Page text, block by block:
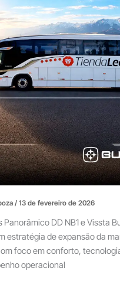
/13 de fevereiro de 2026
Panorâmico DD NB1 e Vissta
estratégia de expansão da
foco em conforto,
operacional